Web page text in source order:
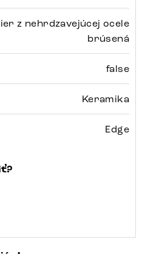
z nehrdzavejúcej ocele
brúsená
false
Keramika
Edge